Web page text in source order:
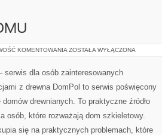
KOMENTOWANIA OGRÓD
DOMU
ZOSTAŁA WYŁĄCZONA
serwis dla osób zainteresowanych
z drewna DomPol to serwis poświęcony
drewnianych. To praktyczne źródło
osób, które rozważają dom szkieletowy.
się na praktycznych problemach, które